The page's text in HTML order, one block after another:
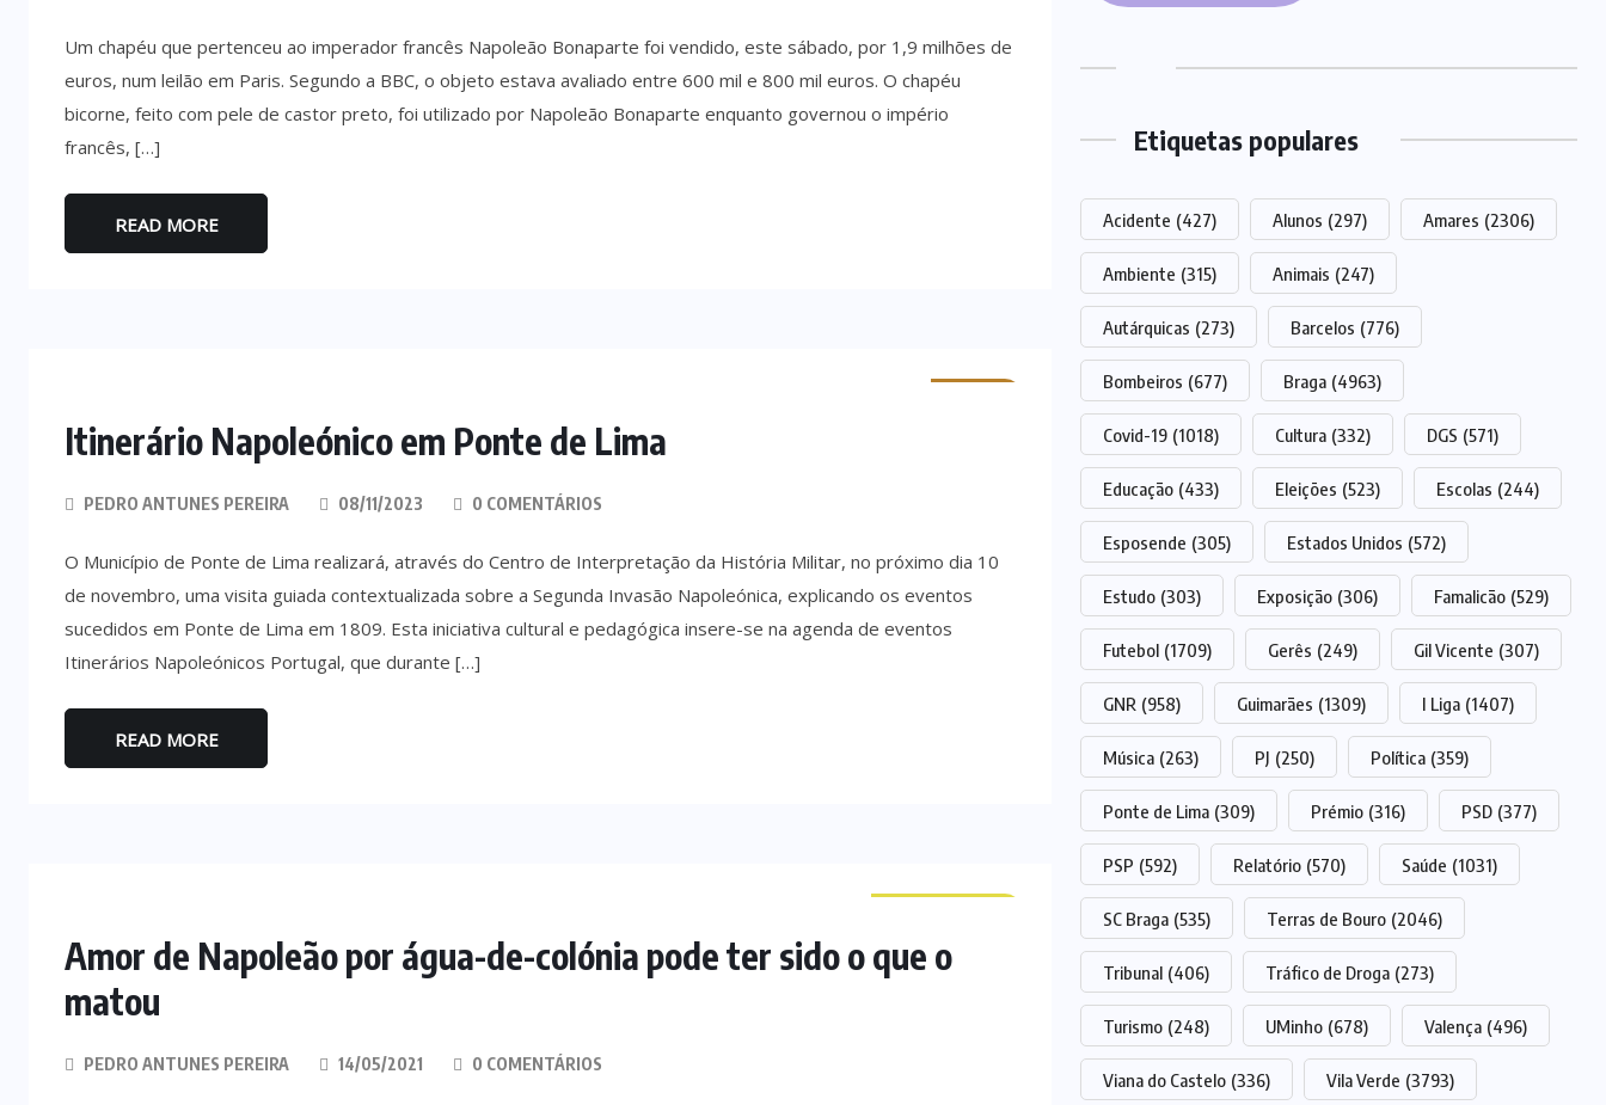
Um chapéu que pertenceu ao imperador francês Napoleão Bonaparte foi vendido, este sábado, por 1,9 milhões de
euros, num leilão em Paris. Segundo a BBC, o objeto estava avaliado entre 600 mil e 800 mil euros. O chapéu
bicorne, feito com pele de castor preto, foi utilizado por Napoleão Bonaparte enquanto governou o império
francês, […]
READ MORE
Itinerário Napoleónico em Ponte de Lima
PEDRO ANTUNES PEREIRA 08/11/2023 0 COMENTÁRIOS
O Município de Ponte de Lima realizará, através do Centro de Interpretação da História Militar, no próximo dia 10
de novembro, uma visita guiada contextualizada sobre a Segunda Invasão Napoleónica, explicando os eventos
sucedidos em Ponte de Lima em 1809. Esta iniciativa cultural e pedagógica insere-se na agenda de eventos
Itinerários Napoleónicos Portugal, que durante […]
READ MORE
Amor de Napoleão por água-de-colónia pode ter sido o que o
matou
PEDRO ANTUNES PEREIRA 14/05/2021 0 COMENTÁRIOS
Etiquetas populares
Acidente (427) Alunos (297) Amares (2306)
Ambiente (315) Animais (247)
Autárquicas (273) Barcelos (776)
Bombeiros (677) Braga (4963)
Covid-19 (1018) Cultura (332) DGS (571)
Educação (433) Eleições (523) Escolas (244)
Esposende (305) Estados Unidos (572)
Estudo (303) Exposição (306) Famalicão (529)
Futebol (1709) Gerês (249) Gil Vicente (307)
GNR (958) Guimarães (1309) I Liga (1407)
Música (263) PJ (250) Política (359)
Ponte de Lima (309) Prémio (316) PSD (377)
PSP (592) Relatório (570) Saúde (1031)
SC Braga (535) Terras de Bouro (2046)
Tribunal (406) Tráfico de Droga (273)
Turismo (248) UMinho (678) Valença (496)
Viana do Castelo (336) Vila Verde (3793)